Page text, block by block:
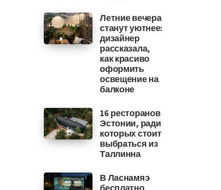
Летние вечера
станут уютнее:
дизайнер
рассказала,
как красиво
оформить
освещение на
балконе
16 ресторанов
Эстонии, ради
которых стоит
выбраться из
Таллинна
В Ласнамяэ